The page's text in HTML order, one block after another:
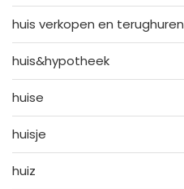
huis verkopen en terughuren
huis&hypotheek
huise
huisje
huiz